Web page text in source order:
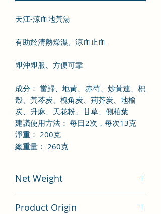
天江-涼血地黃湯
有助於清熱燥濕、涼血止血
即沖即服、方便可靠
成分： 當歸、地黃、赤芍、炒黃連、枳
殼、黃芩炭、槐角炭、荊芥炭、地榆
炭、升麻、天花粉、甘草、側柏葉
建議使用方法： 每日2次，每次13克
淨重： 200克
總重量： 260克
Net Weight
Product Origin